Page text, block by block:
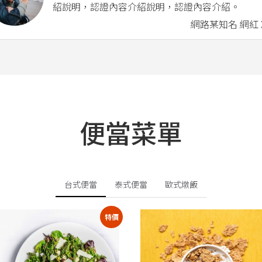
紹說明，認證內容介紹說明，認證內容介紹。
網路某知名 網紅
便當菜單
台式便當 泰式便當 歐式燉飯
特價